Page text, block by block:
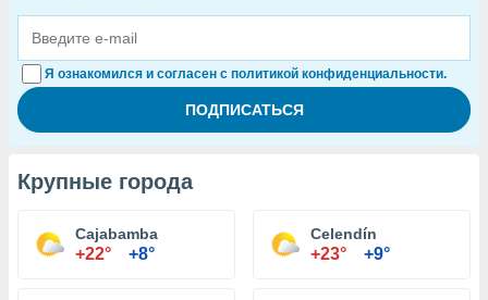
Я ознакомился и согласен с политикой конфиденциальности.
Крупные города
Cajabamba
+22° +8°
Celendín
+23° +9°